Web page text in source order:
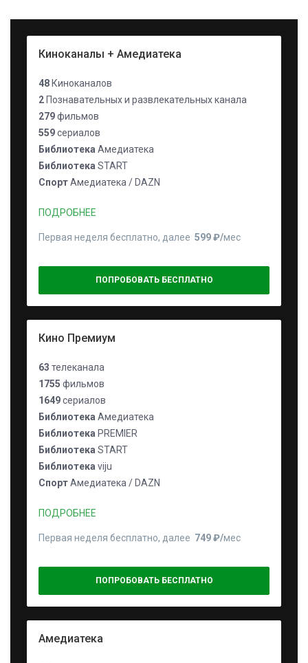
Киноканалы + Амедиатека
48 Киноканалов
2 Познавательных и развлекательных канала
279фильмов
559сериалов
Библиотека Амедиатека
Библиотека START
СпортАмедиатека / DAZN
ПОДРОБНЕЕ
Первая неделя бесплатно, далее 599 ₽⁠/⁠мес
ПОПРОБОВАТЬ БЕСПЛАТНО
Кино Премиум
63 телеканала
1755 фильмов
1649сериалов
Библиотека Амедиатека
Библиотека PREMIER
Библиотека START
Библиотека viju
СпортАмедиатека / DAZN
ПОДРОБНЕЕ
Первая неделя бесплатно, далее 749 ₽⁠/⁠мес
ПОПРОБОВАТЬ БЕСПЛАТНО
Амедиатека